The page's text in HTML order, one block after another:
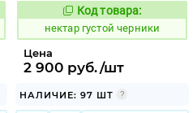
Код:
1127994
Код товара:
нектар густой черники
Цена
2 900 руб./шт
НАЛИЧИЕ: 97 ШТ